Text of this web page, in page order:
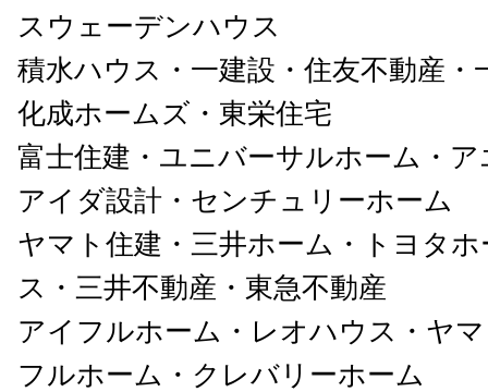
スウェーデンハウス
積水ハウス・一建設・住友不動産・
化成ホームズ・東栄住宅
富士住建・ユニバーサルホーム・
アイダ設計・センチュリーホーム
ヤマト住建・三井ホーム・トヨタ
ス・三井不動産・東急不動産
アイフルホーム・レオハウス・ヤ
フルホーム・クレバリーホーム